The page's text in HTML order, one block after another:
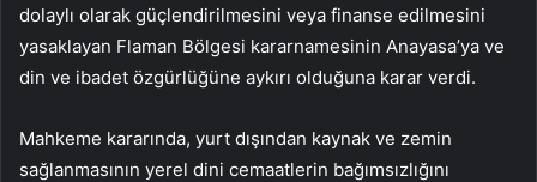
dolaylı olarak güçlendirilmesini veya finanse edilmesini
yasaklayan Flaman Bölgesi kararnamesinin Anayasa’ya ve
din ve ibadet özgürlüğüne aykırı olduğuna karar verdi.
Mahkeme kararında, yurt dışından kaynak ve zemin
sağlanmasının yerel dini cemaatlerin bağımsızlığını